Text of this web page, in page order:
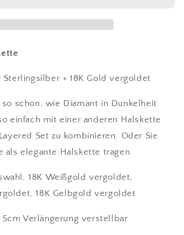
+ 18K Gold vergoldet
schön, wie Diamant in Dunkelheit
einfach mit einer anderen Halskette
Set zu kombinieren. Oder Sie
als elegante Halskette tragen.
18K Weißgold vergoldet,
18K Gelbgold vergoldet
Verlängerung verstellbar